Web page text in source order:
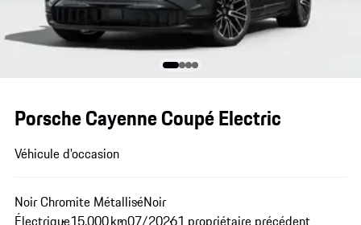
Porsche Cayenne Coupé Electric
Véhicule d'occasion
Noir Chromite MétalliséNoir
Électrique15.000 km07/20261 propriétaire précédent